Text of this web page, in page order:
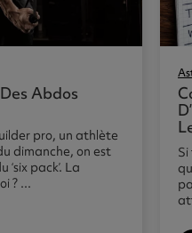
Abdos
pro, un athlète
dimanche, on est
pack’. La
? ...